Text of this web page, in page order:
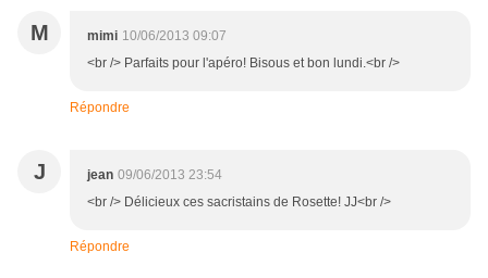
M mimi 10/06/2013 09:07
<br /> Parfaits pour l'apéro! Bisous et bon lundi.<br />
Répondre
J jean 09/06/2013 23:54
<br /> Délicieux ces sacristains de Rosette! JJ<br />
Répondre